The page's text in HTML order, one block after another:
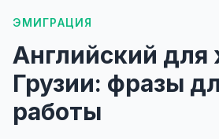
ЭМИГРАЦИЯ
Английский для
Грузии: фразы
работы